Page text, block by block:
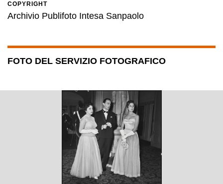
COPYRIGHT
Archivio Publifoto Intesa Sanpaolo
FOTO DEL SERVIZIO FOTOGRAFICO